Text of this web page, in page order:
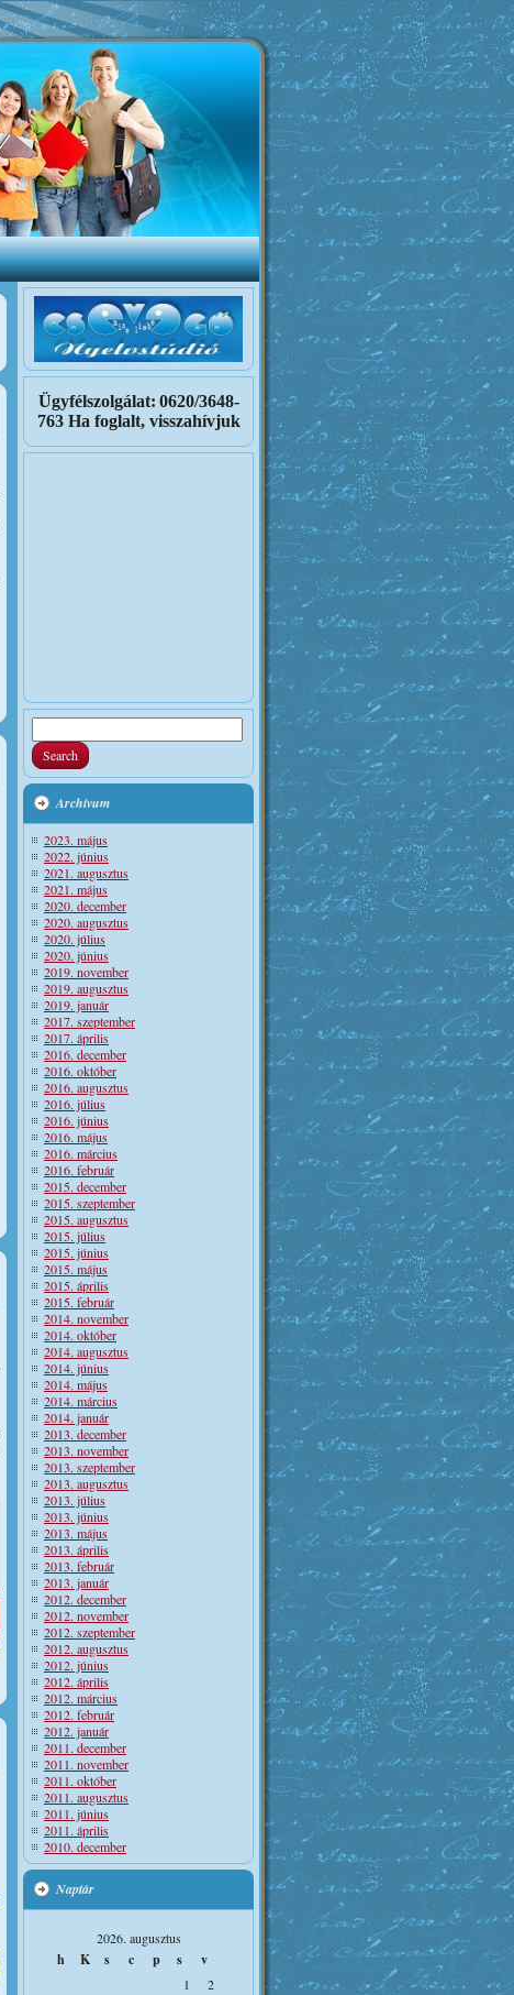
Ügyfélszolgálat: 0620/3648-
763 Ha foglalt, visszahívjuk
Archívum
2023. május
2022. június
2021. augusztus
2021. május
2020. december
2020. augusztus
2020. július
2020. június
2019. november
2019. augusztus
2019. január
2017. szeptember
2017. április
2016. december
2016. október
2016. augusztus
2016. július
2016. június
2016. május
2016. március
2016. február
2015. december
2015. szeptember
2015. augusztus
2015. július
2015. június
2015. május
2015. április
2015. február
2014. november
2014. október
2014. augusztus
2014. június
2014. május
2014. március
2014. január
2013. december
2013. november
2013. szeptember
2013. augusztus
2013. július
2013. június
2013. május
2013. április
2013. február
2013. január
2012. december
2012. november
2012. szeptember
2012. augusztus
2012. június
2012. április
2012. március
2012. február
2012. január
2011. december
2011. november
2011. október
2011. augusztus
2011. június
2011. április
2010. december
Naptár
2026. augusztus
h K s c p s v
1
2